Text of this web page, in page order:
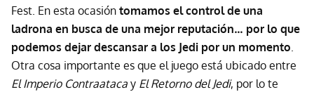
Fest. En esta ocasión tomamos el control de una
ladrona en busca de una mejor reputación… por lo que
podemos dejar descansar a los Jedi por un momento
Otra cosa importante es que el juego está ubicado entre
El Imperio Contraataca y El Retorno del Jedi, por lo te